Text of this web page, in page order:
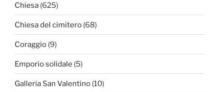
Chiesa (625)
Chiesa del cimitero (68)
Coraggio (9)
Emporio solidale (5)
Galleria San Valentino (10)